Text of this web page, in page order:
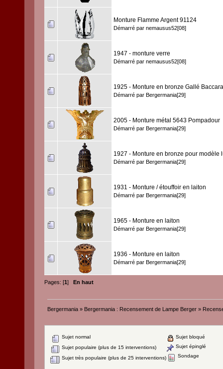
Monture Flamme Argent 91124
Démarré par nemausus52[08]
1947 - monture verre
Démarré par nemausus52[08]
1925 - Monture en bronze Gallé
Démarré par Bergermania[29]
2005 - Monture métal 5643 Pompadour
Démarré par Bergermania[29]
1927 - Monture en bronze pour modèle
Démarré par Bergermania[29]
1931 - Monture / étouffoir en laiton
Démarré par Bergermania[29]
1965 - Monture en laiton
Démarré par Bergermania[29]
1936 - Monture en laiton
Démarré par Bergermania[29]
Pages: [1 ] En haut
Bergermania » Bergermania : Recensement de Lampe Berger »
Sujet normal
Sujet populaire (plus de 15 interventions)
Sujet très populaire (plus de 25 interventions)
Sujet bloqué
Sujet épinglé
Sondage